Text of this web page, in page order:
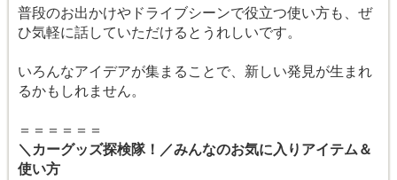
普段のお出かけやドライブシーンで役立つ使い方も、ぜ
ひ気軽に話していただけるとうれしいです。
いろんなアイデアが集まることで、新しい発見が生まれ
るかもしれません。
＝＝＝＝＝＝
＼カーグッズ探検隊！／みんなのお気に入りアイテム＆
使い方